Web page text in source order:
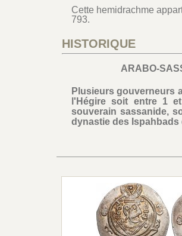
Cette hemidrachme
793.
HISTORIQUE
ARABO-
Plusieurs gouverneurs
l'Hégire soit entre 1
souverain sassanide,
dynastie des